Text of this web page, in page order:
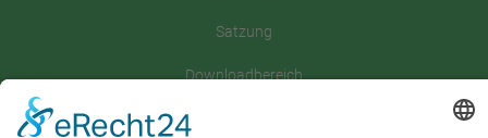
Satzung
Downloadbereich